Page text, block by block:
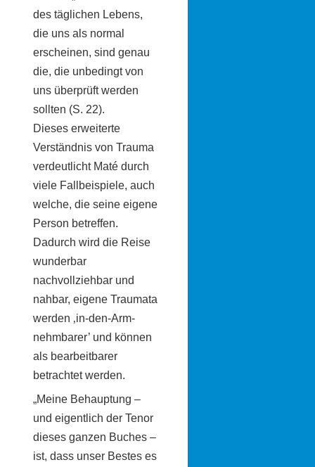
des täglichen Lebens,
die uns als normal
erscheinen, sind genau
die, die unbedingt von
uns überprüft werden
sollten (S. 22).
Dieses erweiterte
Verständnis von Trauma
verdeutlicht Maté durch
viele Fallbeispiele, auch
welche, die seine eigene
Person betreffen.
Dadurch wird die Reise
wunderbar
nachvollziehbar und
nahbar, eigene Traumata
werden ‚in-den-Arm-
nehmbarer’ und können
als bearbeitbarer
betrachtet werden.
„Meine Behauptung –
und eigentlich der Tenor
dieses ganzen Buches –
ist, dass unser Bestes es